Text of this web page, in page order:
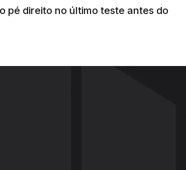
pé direito no último teste antes do